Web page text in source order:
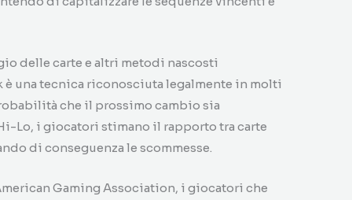
delle carte e altri metodi nascosti
una tecnica riconosciuta legalmente in molti
che il prossimo cambio sia
Lo, i giocatori stimano il rapporto tra carte
di conseguenza le scommesse.
Gaming Association, i giocatori che